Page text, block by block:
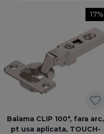
17%
Balama CLIP 100*, fara arc,
pt usa aplicata, TOUCH-